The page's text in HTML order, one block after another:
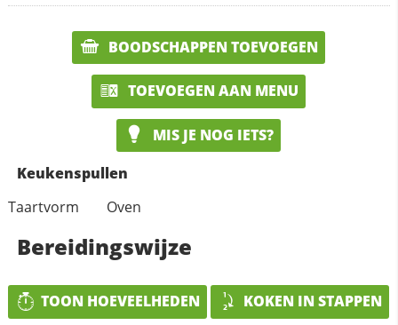
BOODSCHAPPEN TOEVOEGEN
TOEVOEGEN AAN MENU
MIS JE NOG IETS?
Keukenspullen
Taartvorm
Oven
Bereidingswijze
TOON HOEVEELHEDEN KOKEN IN STAPPEN